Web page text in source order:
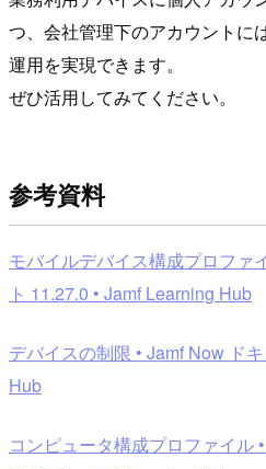
つ、会社管理下のアカウントに
運用を実現できます。
ぜひ活用してみてください。
参考資料
モバイルデバイス構成プロファ
ト 11.27.0 • Jamf Learning Hub
デバイスの制限 • Jamf Now ド
Hub
コンピュータ構成プロファイル